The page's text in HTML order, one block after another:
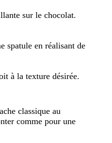
sur le chocolat.
spatule en réalisant de
à la texture désirée.
classique au
comme pour une